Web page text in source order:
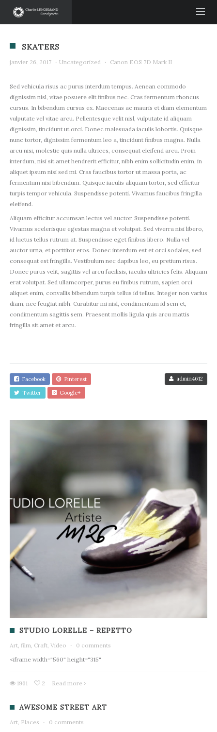
SKATERS
janvier 26, 2017 · Uncategorized · Canon EOS 7D Mark II
Sed vehicula risus ac purus interdum tempus. Aenean commodo
dignissim nisl, vitae posuere elit finibus nec. Cras fermentum rhoncus
cursus. In bibendum cursus ex. Maecenas ac mauris et diam elementum
vulputate vel vitae arcu. Pellentesque velit nisl, vulputate id aliquam
dignissim, tincidunt ut orci. Donec malesuada iaculis lobortis. Quisque
nunc tortor, dignissim fermentum leo a, tincidunt finibus magna. Nulla
arcu nisi, molestie quis nulla ultrices, consequat eleifend arcu. Proin
interdum, nisi sit amet hendrerit efficitur, nibh enim sollicitudin enim, in
aliquet ipsum nisi sed mi. Cras faucibus tortor ut massa porta, ac
fermentum nisi bibendum. Quisque iaculis aliquam tortor, sed efficitur
turpis tempor vehicula. Suspendisse potenti. Vivamus faucibus fringilla
eleifend.
Aliquam efficitur accumsan lectus vel auctor. Suspendisse potenti.
Vivamus scelerisque egestas magna et volutpat. Sed viverra nisi libero,
id luctus tellus rutrum at. Suspendisse eget finibus libero. Nulla vel
auctor urna, et porttitor eros. Donec interdum est et orci sodales, sed
consequat est fringilla. Vestibulum nec dapibus leo, eu pretium risus.
Donec purus velit, sagittis vel arcu facilisis, iaculis ultricies felis. Aliquam
erat volutpat. Sed ullamcorper, purus eu finibus rutrum, sapien orci
aliquet enim, convallis bibendum turpis tellus id tellus. Integer non varius
diam, nec feugiat nibh. Curabitur mi nisl, condimentum id sem et,
condimentum sagittis sem. Praesent mollis ligula quis arcu mattis
fringilla sit amet et arcu.
Facebook
Pinterest
Twitter
Google+
admin4612
STUDIO LORELLE – REPETTO
Art, film, Craft, Video ·
0 comments
<iframe width="560" height="315"
1961 2 Read more
AWESOME STREET ART
Art, Places ·
0 comments